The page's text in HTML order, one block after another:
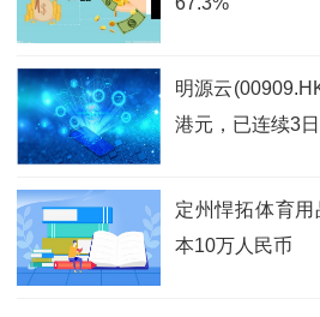
明源云
港元，已连续3
定州悍拓体育
本10万人民币